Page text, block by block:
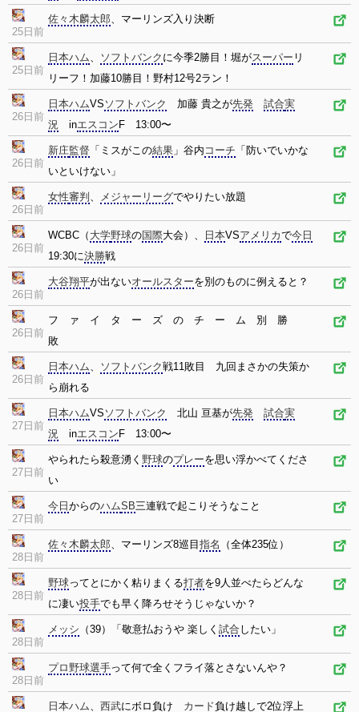
25日前
佐々木麟太郎、マーリンズ入り決断
25日前
日本ハム、 ソフトバンク に今季2勝目！堀がスーパー リ
リーフ！加藤10勝目！野村12号2ラン！
26日前
日本ハムVS ソフトバンク 加藤 貴之が先発 試合実
況 inエスコン F 13:00〜
26日前
新庄監督 「ミスがこの結果 」谷内 コーチ 「防いでいかな
いといけない」
26日前
女性審判 、 メジャーリーグでやりたい放題
26日前
WCBC（ 大学野球の国際大会）、 日本VSアメリカで今日
19:30に決勝戦
26日前
大谷翔平が出ないオールスターを別のものに例えると？
26日前
フ ァ イ タ ー ズ の チ ー ム 別 勝
敗
26日前
日本ハム、 ソフトバンク戦11敗目 九回まさかの失策か
ら崩れる
27日前
日本ハムVS ソフトバンク 北山 亘基が先発 試合実
況 inエスコン F 13:00〜
27日前
やられたら殺意湧く 野球のプレーを思い浮かべてくださ
い
27日前
今日 からのハムSB三連戦で起こりそうなこと
28日前
佐々木麟太郎、マーリンズ8巡目 指名 （全体235位）
28日前
野球ってとにかく粘りまくる打者を9人並べたらどんな
に凄い投手でも早く降ろせそうじゃないか？
28日前
メッシ （39）「敬意払おうや 楽しく 試合したい」
28日前
プロ野球選手って何で全くフライ落とさないんや？
日本ハム、 西武にボロ負け カード負け越しで2位浮上